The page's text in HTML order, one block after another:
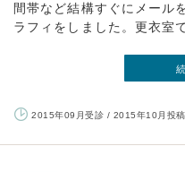
間帯など結構すぐにメール
ラフィをしました。更衣室
2015年09月受診 / 2015年10月投稿